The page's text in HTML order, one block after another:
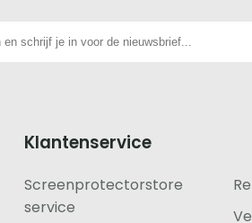
Klantenservice
Screenprotectorstore
service